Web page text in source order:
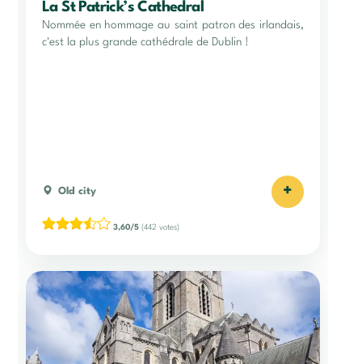
La St Patrick’s Cathedral
Nommée en hommage au saint patron des irlandais,
c'est la plus grande cathédrale de Dublin !
Old city +
3,60/5 (442 votes)